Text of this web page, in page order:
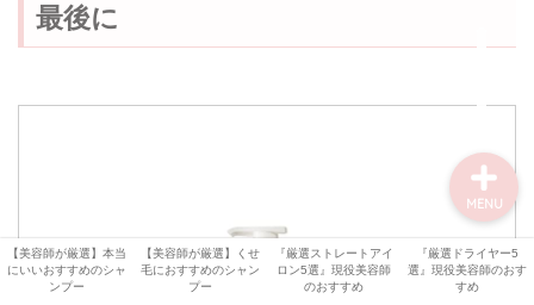
最後に
【美容師が厳選】本当
にいいおすすめのシャ
ンプー
【美容師が厳選】くせ
毛におすすめのシャン
プー
『厳選ストレートアイ
ロン5選』現役美容師
のおすすめ
『厳選ドライヤー5
選』現役美容師のおす
すめ
MENU